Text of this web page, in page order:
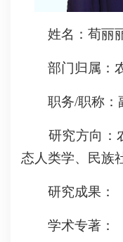
姓名：荀丽
部门归属：农
职务/职称：
研究方向：农
态人类学、民族
研究成果：
学术专著：